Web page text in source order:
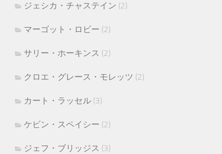
ジェシカ・チャステイン (2)
マーゴット・ロビー (2)
サリー・ホーキンス (2)
クロエ・グレース・モレッツ (2)
カート・ラッセル (3)
ケビン・スペイシー (2)
ジェフ・ブリッジス (3)